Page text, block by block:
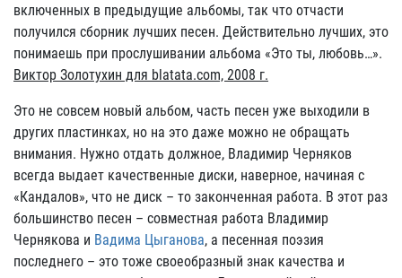
включенных в предыдущие альбомы, так что отчасти
получился сборник лучших песен. Действительно лучших, это
понимаешь при прослушивании альбома «Это ты, любовь…».
Виктор Золотухин для blatata.com, 2008 г.
Это не совсем новый альбом, часть песен уже выходили в
других пластинках, но на это даже можно не обращать
внимания. Нужно отдать должное, Владимир Черняков
всегда выдает качественные диски, наверное, начиная с
«Кандалов», что не диск – то законченная работа. В этот раз
большинство песен – совместная работа Владимир
Чернякова и Вадима Цыганова, а песенная поэзия
последнего – это тоже своеобразный знак качества и